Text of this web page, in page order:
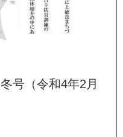
冬号 （令和4年2 月